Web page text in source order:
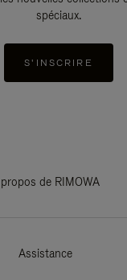
spéciaux.
S'INSCRIRE
de RIMOWA
Assistance